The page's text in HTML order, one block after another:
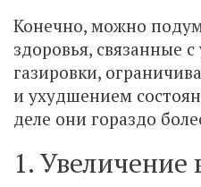
Конечно, можно
здоровья, связанные
газировки,
и ухудшением
деле они гораздо
1. Увеличение